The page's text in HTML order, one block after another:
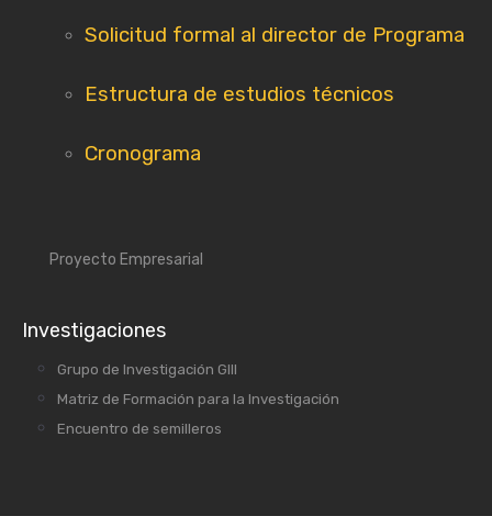
Solicitud formal al director de Programa
Estructura de estudios técnicos
Cronograma
Proyecto Empresarial
Investigaciones
Grupo de Investigación GIII
Matriz de Formación para la Investigación
Encuentro de semilleros